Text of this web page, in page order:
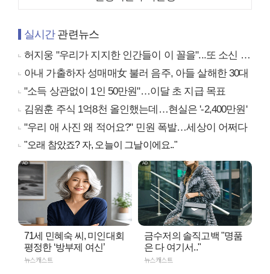
실시간관련뉴스
허지웅 "우리가 지지한 인간들이 이 꼴을"...또 소신 발언
아내 가출하자 성매매女 불러 음주, 아들 살해한 30대
"소득 상관없이 1인 50만원"…이달 초 지급 목표
김원훈 주식 1억8천 올인했는데…현실은 '-2,400만원'
"우리 애 사진 왜 적어요?" 민원 폭발…세상이 어쩌다
"오래 참았죠? 자, 오늘이 그날이에요.."
71세 민혜숙 씨, 미인대회
평정한 ‘방부제 여신’
뉴스캐스트
금수저의 솔직고백 "명품
은 다 여기서.."
뉴스캐스트